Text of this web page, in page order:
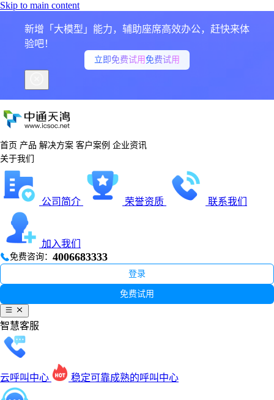
Skip to main content
新增「大模型」能力，辅助座席高效办公，赶快来体
验吧！
立即免费试用免费试用
首页 产品 解决方案 客户案例 企业资讯
关于我们
公司简介 荣誉资质 联系我们
加入我们
免费咨询： 4006683333
登录
免费试用
智慧客服
云呼叫中心 稳定可靠成熟的呼叫中心